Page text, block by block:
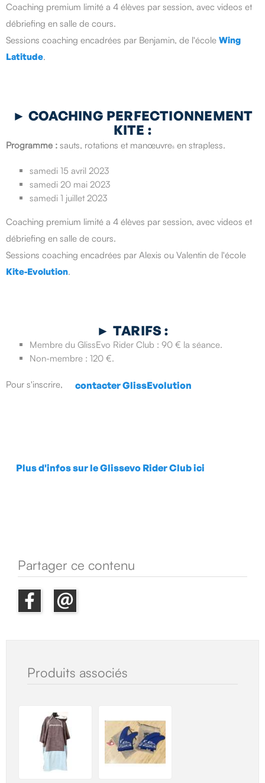
Coaching premium limité a 4 élèves par session, avec videos et
débriefing en salle de cours.
Sessions coaching encadrées par Benjamin, de l'école Wing
Latitude.
► COACHING PERFECTIONNEMENT
KITE :
Programme : sauts, rotations et manœuvres en strapless.
samedi 15 avril 2023
samedi 20 mai 2023
samedi 1 juillet 2023
Coaching premium limité a 4 élèves par session, avec videos et
débriefing en salle de cours.
Sessions coaching encadrées par Alexis ou Valentin de l'école
Kite-Evolution.
► TARIFS :
Membre du GlissEvo Rider Club : 90 € la séance.
Non-membre : 120 €.
Pour s'inscrire, contacter GlissEvolution
Plus d'infos sur le Glissevo Rider Club ici
Partager ce contenu
Produits associés